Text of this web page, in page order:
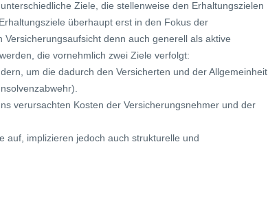
Ziele, die stellenweise den Erhaltungszielen
überhaupt erst in den Fokus der
denn auch generell als aktive
die vornehmlich zwei Ziele verfolgt:
um die dadurch den Versicherten und der Allgemeinheit
verursachten Kosten der Versicherungsnehmer und der
auf, implizieren jedoch auch strukturelle und